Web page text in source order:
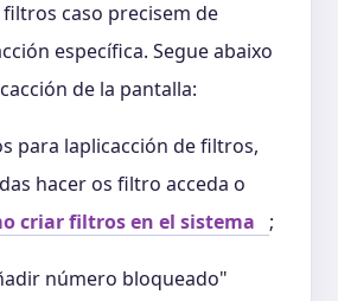
caso precisem de
específica. Segue abaixo
de la pantalla:
para laplicacción de filtros,
hacer os filtro acceda o
criar filtros en el sistema ;
número bloqueado"